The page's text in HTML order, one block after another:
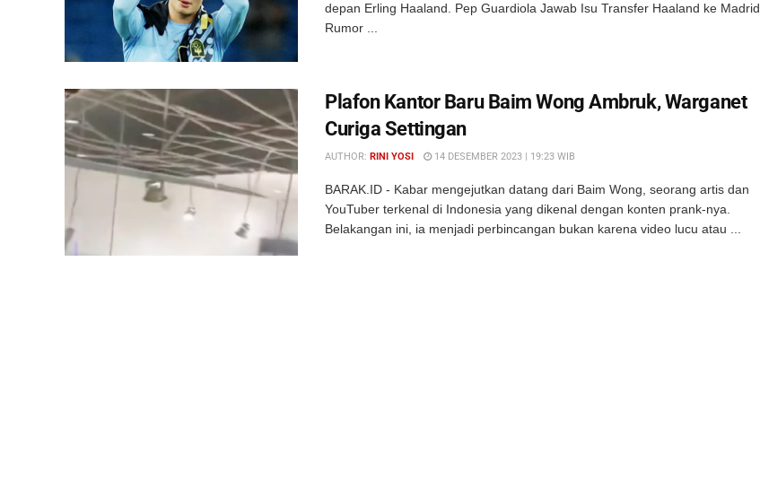
depan Erling Haaland. Pep Guardiola Jawab Isu Transfer Haaland ke Madrid
Rumor ...
Plafon Kantor Baru Baim Wong Ambruk, Warganet
Curiga Settingan
AUTHOR: RINI YOSI 14 DESEMBER 2023 | 19:23 WIB
BARAK.ID - Kabar mengejutkan datang dari Baim Wong, seorang artis dan
YouTuber terkenal di Indonesia yang dikenal dengan konten prank-nya.
Belakangan ini, ia menjadi perbincangan bukan karena video lucu atau ...